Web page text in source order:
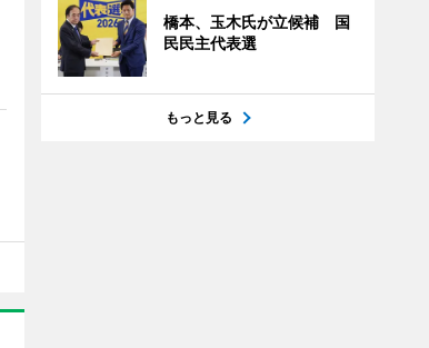
橋本、玉木氏が立候補 国
民民主代表選
もっと見る